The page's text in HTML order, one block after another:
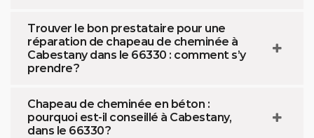
Trouver le bon prestataire pour une
réparation de chapeau de cheminée à
Cabestany dans le 66330 : comment s’y
prendre ?
Chapeau de cheminée en béton :
pourquoi est-il conseillé à Cabestany,
dans le 66330 ?